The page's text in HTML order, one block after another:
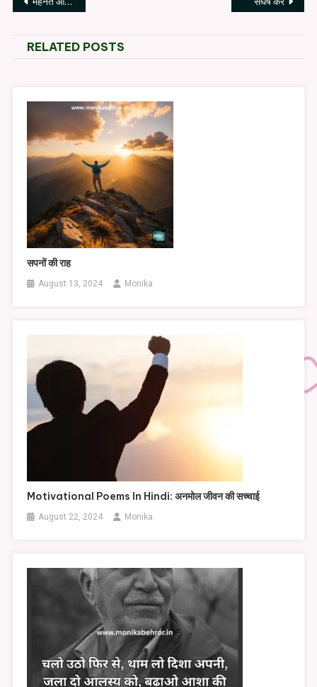
navigation
RELATED POSTS
सपनों की राह
August 13, 2024 Monika
Motivational Poems In Hindi: अनमोल जीवन की सच्चाई
August 22, 2024 Monika